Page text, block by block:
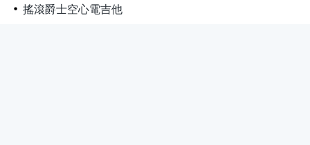
搖滾爵士空心電吉他